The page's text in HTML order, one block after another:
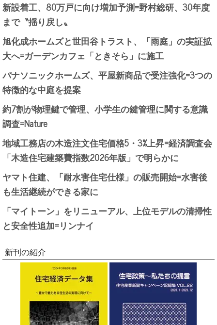
新設着工、80万戸に向け増加予測=野村総研、30年度
まで〝揺り戻し〟
旭化成ホームズと世田谷トラスト、「雨庭」の実証拡
大へ=ガーデンカフェ「ときそら」に施工
パナソニックホームズ、平屋新商品で受注強化=3つの
特徴的な中庭を提案
約7割が物理鍵で管理、小学生の鍵管理に関する意識
調査=Nature
地域工務店の木造注文住宅価格5・3%上昇=経済調査会
「木造住宅建築費指数2026年版」で明らかに
ヤマト住建、「耐水害住宅仕様」の販売開始=水害後
も生活継続ができる家に
「マイトーン」をリニューアル、上位モデルの清掃性
と安全性追加=リンナイ
新刊の紹介